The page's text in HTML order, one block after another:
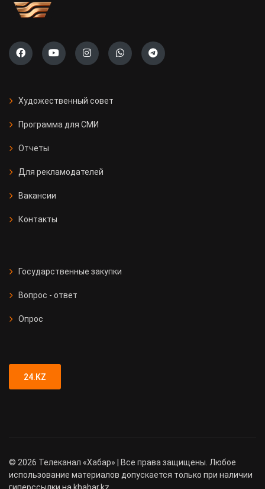
Художественный совет
Программа для СМИ
Отчеты
Для рекламодателей
Вакансии
Контакты
Государственные закупки
Вопрос - ответ
Опрос
24.KZ
© 2026 Телеканал «Хабар» | Все права защищены. Любое
использование материалов допускается только при наличии